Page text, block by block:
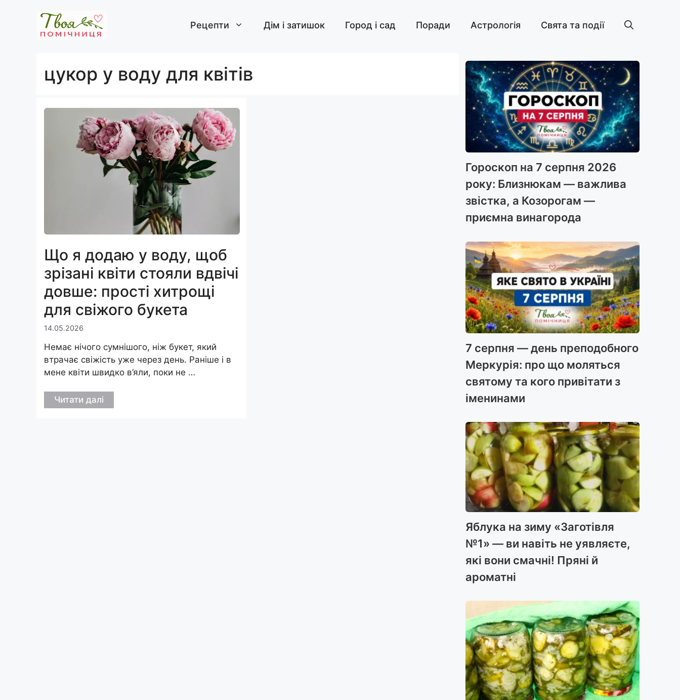
Рецепти Дім і затишок Город і сад Поради Астрологія Свята та події
цукор у воду для квітів
Що я додаю у воду, щоб
зрізані квіти стояли вдвічі
довше: прості хитрощі
для свіжого букета
14.05.2026
Немає нічого сумнішого, ніж букет, який
втрачає свіжість уже через день. Раніше і в
мене квіти швидко в’яли, поки не …
Читати далі
Гороскоп на 7 серпня 2026
року: Близнюкам — важлива
звістка, а Козорогам —
приємна винагорода
7 серпня — день преподобного
Меркурія: про що моляться
святому та кого привітати з
іменинами
Яблука на зиму «Заготівля
№1» — ви навіть не уявляєте,
які вони смачні! Пряні й
ароматні